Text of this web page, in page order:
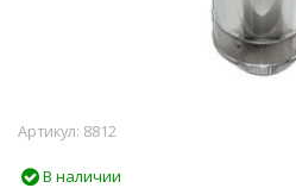
Артикул: 8812
В наличии